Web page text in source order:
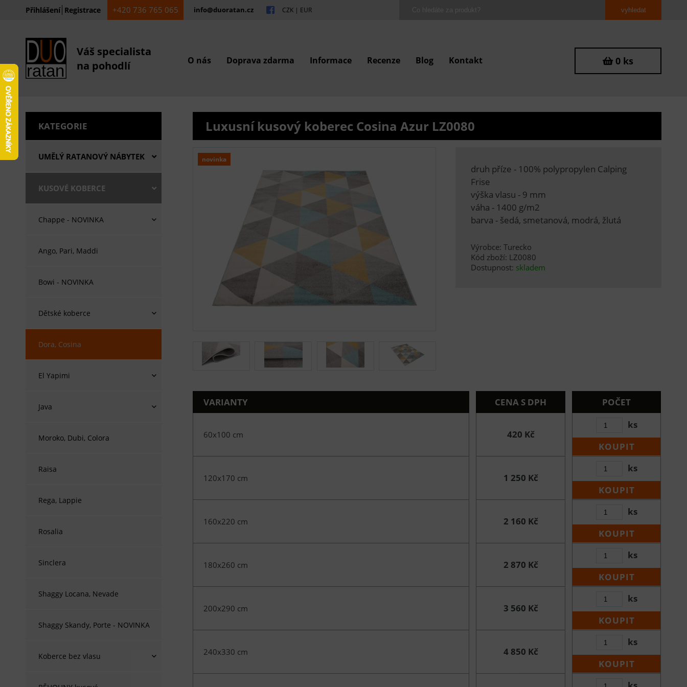
Přihlášení Registrace +420 736 765 065 info@duoratan.cz CZK | EUR
Váš specialista
na pohodlí
O nás Doprava zdarma Informace Recenze Blog Kontakt 0 ks
KATEGORIE
UMĚLÝ RATANOVÝ NÁBYTEK
KUSOVÉ KOBERCE
Chappe - NOVINKA
Ango, Pari, Maddi
Bowi - NOVINKA
Dětské koberce
Dora, Cosina
El Yapimi
Java
Moroko, Dubi, Colora
Raisa
Rega, Lappie
Rosalia
Sinclera
Shaggy Locana, Nevade
Shaggy Skandy, Porte - NOVINKA
Koberce bez vlasu
Luxusní kusový koberec Cosina Azur LZ0080
novinka
druh příze - 100% polypropylen Calping
Frise
výška vlasu - 9 mm
váha - 1400 g/m2
barva - šedá, smetanová, modrá, žlutá
Výrobce: Turecko
Kód zboží: LZ0080
Dostupnost: skladem
VARIANTY CENA S DPH POČET
60x100 cm 420 Kč
ks
KOUPIT
120x170 cm 1 250 Kč
ks
KOUPIT
160x220 cm 2 160 Kč
ks
KOUPIT
180x260 cm 2 870 Kč
ks
KOUPIT
200x290 cm 3 560 Kč
ks
KOUPIT
240x330 cm 4 850 Kč
ks
KOUPIT